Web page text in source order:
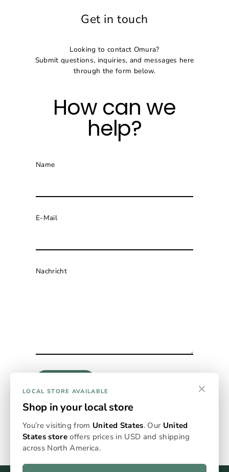
Get in touch
Looking to contact Omura?
Submit questions, inquiries, and messages here
through the form below.
How can we
help?
Name
E-Mail
Nachricht
Diese Website ist durch hCaptcha geschützt und es
Datenschutzbestimmungenvon hCaptcha.
×
LOCAL STORE AVAILABLE
Shop in your local store
You’re visiting from United States. Our United
States store offers prices in USD and shipping
across North America.